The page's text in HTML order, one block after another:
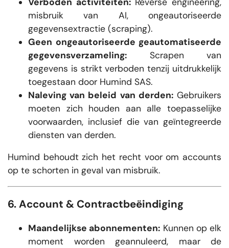
misbruik van AI, ongeautoriseerde
gegevensextractie (scraping).
Geen ongeautoriseerde geautomatiseerde
gegevensverzameling: Scrapen van
gegevens is strikt verboden tenzij uitdrukkelijk
toegestaan door Humind SAS.
Naleving van beleid van derden:Gebruikers
moeten zich houden aan alle toepasselijke
voorwaarden, inclusief die van geïntegreerde
diensten van derden.
Humind behoudt zich het recht voor om accounts
op te schorten in geval van misbruik.
6. Account & Contractbeëindiging
Maandelijkse abonnementen: Kunnen op elk
moment worden geannuleerd, maar de